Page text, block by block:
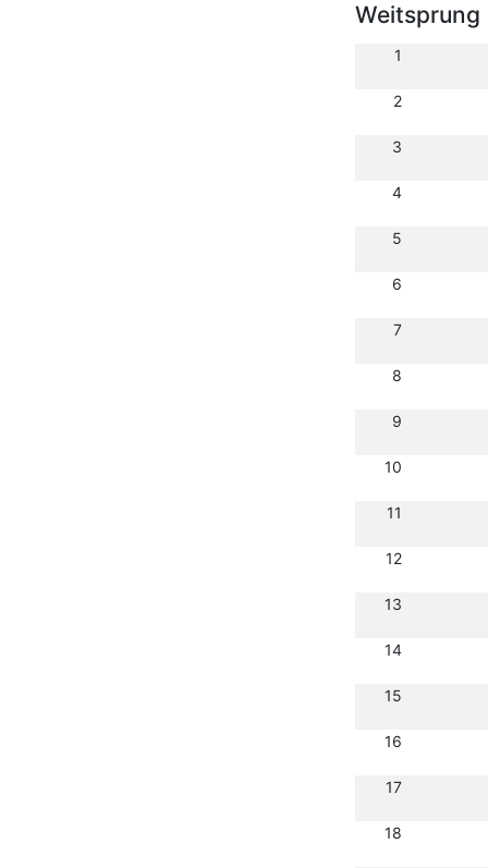
Weitsprung
1
2
3
4
5
6
7
8
9
10
11
12
13
14
15
16
17
18